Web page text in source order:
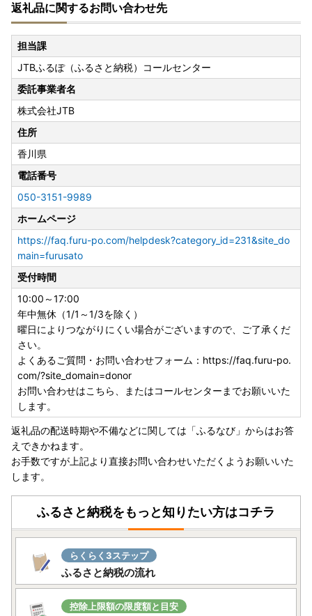
返礼品に関するお問い合わせ先
担当課
JTBふるぽ（ふるさと納税）コールセンター
委託事業者名
株式会社JTB
住所
香川県
電話番号
050-3151-9989
ホームページ
https://faq.furu-po.com/helpdesk?category_id=231&site_do
main=furusato
受付時間
10:00～17:00
年中無休（1/1～1/3を除く）
曜日によりつながりにくい場合がございますので、ご了承くだ
さい。
よくあるご質問・お問い合わせフォーム：https://faq.furu-po.
com/?site_domain=donor
お問い合わせはこちら、またはコールセンターまでお願いいた
します。
返礼品の配送時期や不備などに関しては「ふるなび」からはお答
えできかねます。
お手数ですが上記より直接お問い合わせいただくようお願いいた
します。
ふるさと納税をもっと知りたい方はコチラ
らくらく3ステップ
ふるさと納税の流れ
控除上限額の限度額と目安